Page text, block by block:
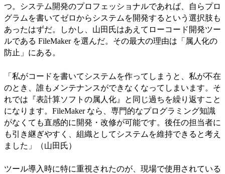
つ。システム開発のプロフェッショナルであれば、自らプロ
グラムを書いてゼロからシステムを開発するという選択肢も
あったはずだ。しかし、山田氏はあえてローコード開発ツー
ルである FileMaker を選んだ。その最大の理由は「属人化の
防止」にある。
「私がコードを書いてシステムを作ってしまうと、私が不在
のとき、誰もメンテナンスができなくなってしまいます。そ
れでは『表計算ソフトの属人化』と同じ過ちを繰り返すこと
になります。FileMaker なら、専門的なプログラミング知識
がなくても直感的に開発・改修が可能です。後任の担当者に
も引き継ぎやすく、組織としてシステムを維持できると考え
ました」（山田氏）
ツール導入時に特に重視されたのが、現場で使用されている